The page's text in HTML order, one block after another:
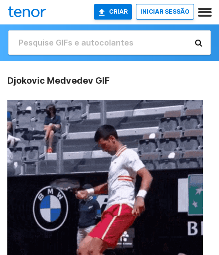
CRIAR INICIAR SESSÃO
Djokovic Medvedev GIF